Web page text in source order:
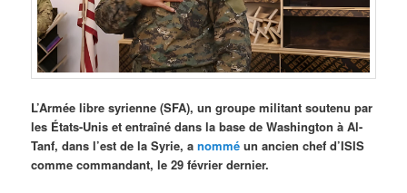
L’Armée libre syrienne (SFA), un groupe militant soutenu par
les États-Unis et entraîné dans la base de Washington à Al-
Tanf, dans l’est de la Syrie, anommé un ancien chef d’ISIS
comme commandant, le 29 février dernier.